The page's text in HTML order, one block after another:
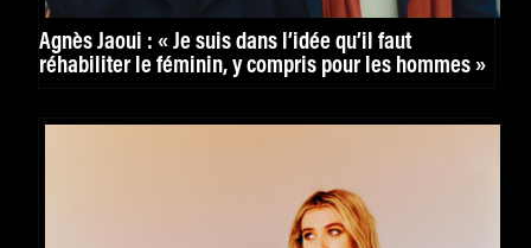
Agnès Jaoui : « Je suis dans l’idée qu’il faut
réhabiliter le féminin, y compris pour les hommes »